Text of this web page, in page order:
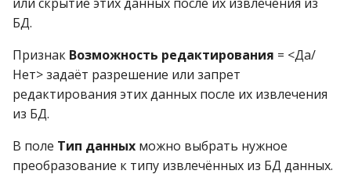
Товары и
Фармгруппы товаров
БД.
Признак Возможность редактирования = <Да/
Нет> задаёт разрешение или запрет
редактирования этих данных после их извлечения
из БД.
В поле Тип данных можно выбрать нужное
преобразование к типу извлечённых из БД данных.